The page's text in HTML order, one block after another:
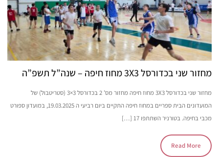
מחזור שני בכדורסל 3X3 מחוז חיפה – שנה”ל תשפ”ה
מחזור שני בכדורסל 3X3 מחוז חיפה מחזור מס’ 2 בכדורסל 3×3 (סטריטבול) של
המועדונים הבית ספריים במחוז חיפה התקיים ביום רביעי ה 19.03.2025, במועדון ספורט
מכבי בחיפה. בטורניר השתתפו 17 […]
Read More